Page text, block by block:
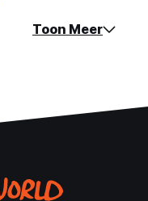
Toon Meer